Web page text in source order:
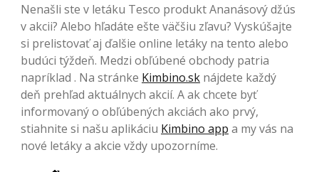
Nenašli ste v letáku Tesco produkt Ananásový džús
v akcii? Alebo hľadáte ešte väčšiu zľavu? Vyskúšajte
si prelistovať aj ďalšie online letáky na tento alebo
budúci týždeň. Medzi obľúbené obchody patria
napríklad . Na stránke Kimbino.sk nájdete každý
deň prehľad aktuálnych akcií. A ak chcete byť
informovaný o obľúbených akciách ako prvý,
stiahnite si našu aplikáciu Kimbino app a my vás na
nové letáky a akcie vždy upozorníme.